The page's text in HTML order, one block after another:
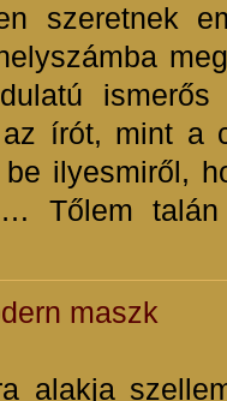
szeretnek
írót, mint a
ilyesmiről,
Tőlem
maszk
alakja